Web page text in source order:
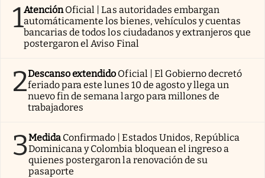
1AtenciónOficial | Las autoridades embargan
automáticamente los bienes, vehículos y cuentas
bancarias de todos los ciudadanos y extranjeros que
postergaron el Aviso Final
2Descanso extendido Oficial | El Gobierno decretó
feriado para este lunes 10 de agosto y llega un
nuevo fin de semana largo para millones de
trabajadores
3Medida Confirmado | Estados Unidos, República
Dominicana y Colombia bloquean el ingreso a
quienes postergaron la renovación de su
pasaporte